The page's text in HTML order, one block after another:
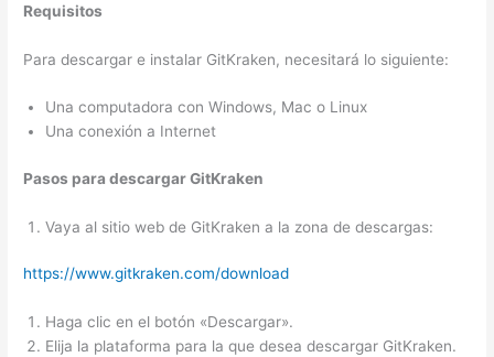
Requisitos
Para descargar e instalar GitKraken, necesitará lo siguiente:
Una computadora con Windows, Mac o Linux
Una conexión a Internet
Pasos para descargar GitKraken
Vaya al sitio web de GitKraken a la zona de descargas:
https://www.gitkraken.com/download
Haga clic en el botón «Descargar».
Elija la plataforma para la que desea descargar GitKraken.